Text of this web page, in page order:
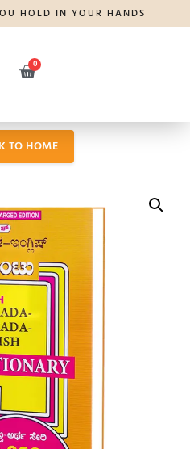
HOLD IN YOUR HANDS
0
TO HOME